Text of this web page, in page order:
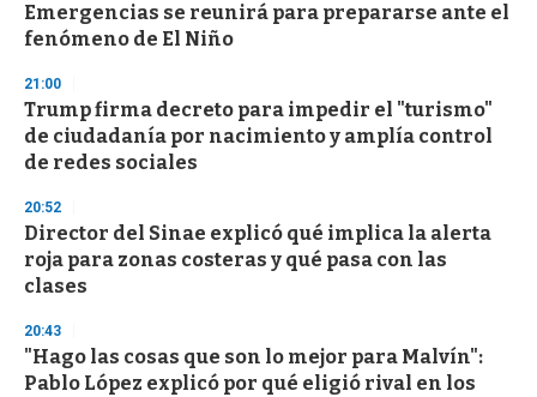
Emergencias se reunirá para prepararse ante el
fenómeno de El Niño
21:00
Trump firma decreto para impedir el "turismo"
de ciudadanía por nacimiento y amplía control
de redes sociales
20:52
Director del Sinae explicó qué implica la alerta
roja para zonas costeras y qué pasa con las
clases
20:43
"Hago las cosas que son lo mejor para Malvín":
Pablo López explicó por qué eligió rival en los